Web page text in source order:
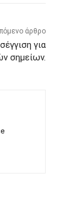
άρθρο
για
σημείων.